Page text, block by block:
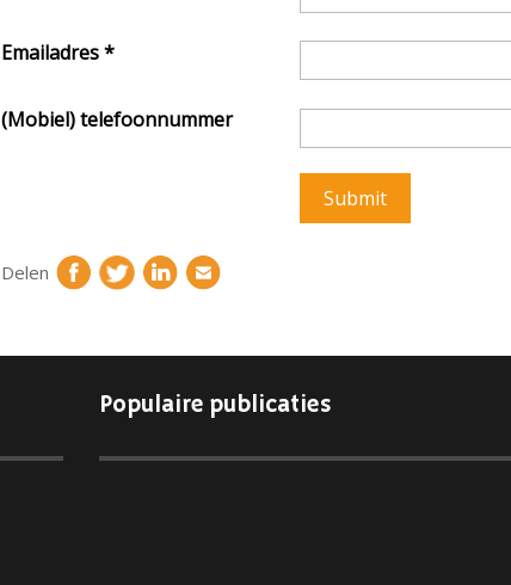
Emailadres*
(Mobiel) telefoonnummer
Delen
Populaire publicaties